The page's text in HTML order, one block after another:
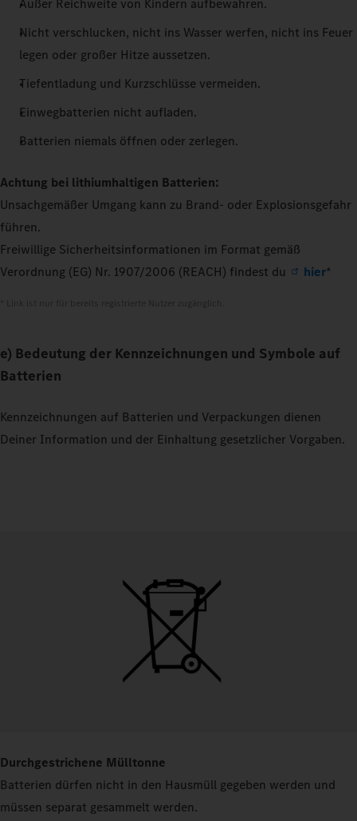
Außer Reichweite von Kindern aufbewahren.
Nicht verschlucken, nicht ins Wasser werfen, nicht ins Feuer
legen oder großer Hitze aussetzen.
Tiefentladung und Kurzschlüsse vermeiden.
Einwegbatterien nicht aufladen.
Batterien niemals öffnen oder zerlegen.
Achtung bei lithiumhaltigen Batterien:
Unsachgemäßer Umgang kann zu Brand- oder Explosionsgefahr
führen.
Freiwillige Sicherheitsinformationen im Format gemäß
Verordnung (EG) Nr. 1907/2006 (REACH) findest du
hier*
e) Bedeutung der Kennzeichnungen und Symbole auf
Batterien
Kennzeichnungen auf Batterien und Verpackungen dienen
Deiner Information und der Einhaltung gesetzlicher Vorgaben.
Durchgestrichene Mülltonne
Batterien dürfen nicht in den Hausmüll gegeben werden und
müssen separat gesammelt werden.